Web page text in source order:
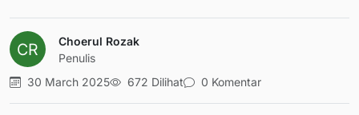
Choerul Rozak
Penulis
30 March 2025
672 Dilihat 0 Komentar